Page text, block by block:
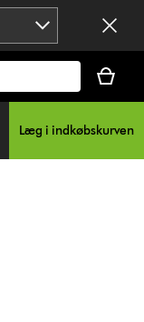
er
tom
Læg i indkøbskurven